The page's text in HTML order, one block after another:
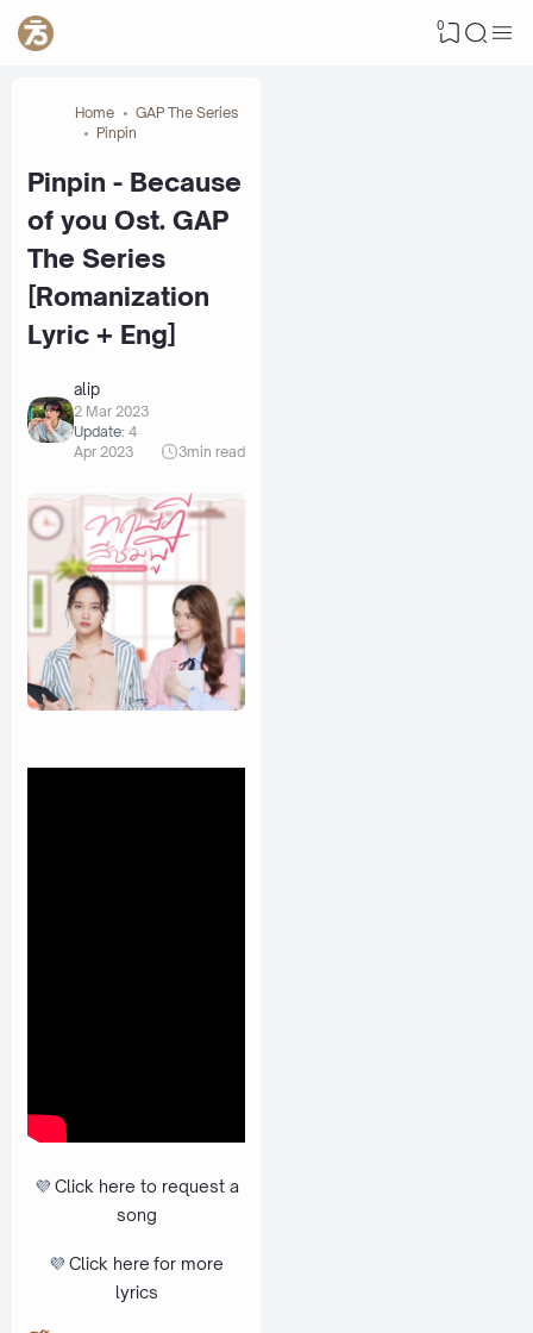
0
Home
GAP The Series
Pinpin
Pinpin - Because
of you Ost. GAP
The Series
[Romanization
Lyric + Eng]
alip
2 Mar 2023
Update: 4
Apr 2023
3min read
💜 Click here to request a
song
💜 Click here for more
lyrics